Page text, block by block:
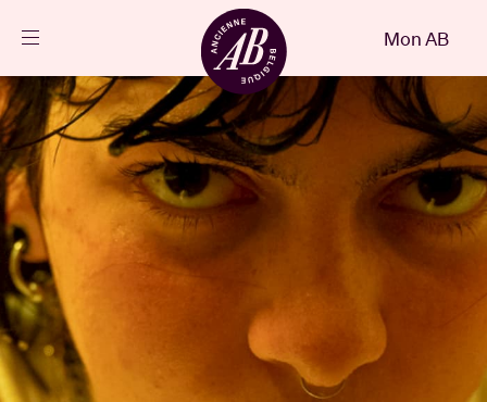
FR
Agenda
Projets
Actualités
Infos visiteurs
Mon AB